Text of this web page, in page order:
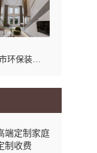
端定制家庭
制收费